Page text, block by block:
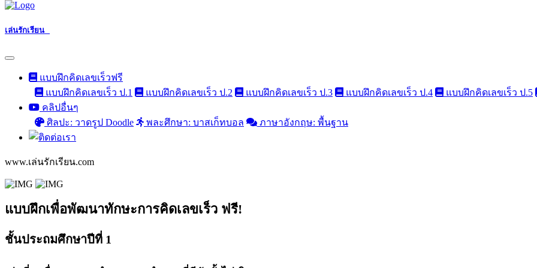
เล่นรักเรียน
แบบฝึกคิดเลขเร็วฟรี
แบบฝึกคิดเลขเร็ว ป.1
แบบฝึกคิดเลขเร็ว ป.2 แบบฝึกคิดเลขเร็ว ป.3 แบบฝึกคิดเลขเร็ว ป.4 แบบฝึกคิดเลขเร็ว ป.5
คลิปอื่นๆ
ศิลปะ: วาดรูป Doodle
พละศึกษา: บาสเก็ทบอล ภาษาอังกฤษ: พื้นฐาน
www.เล่นรักเรียน.com
แบบฝึกเพื่อพัฒนาทักษะการคิดเลขเร็ว ฟรี!
ชั้นประถมศึกษาปีที่ 1